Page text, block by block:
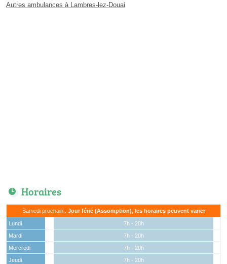
Autres ambulances à Lambres-lez-Douai
Horaires
Samedi prochain : Jour férié (Assomption), les horaires peuvent varier
Lundi
7h - 20h
Mardi
7h - 20h
Mercredi
7h - 20h
Jeudi
7h - 20h